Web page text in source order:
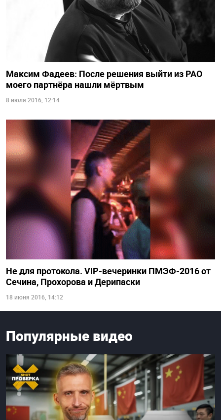
Максим Фадеев: После решения выйти из РАО
моего партнёра нашли мёртвым
8 июля 2016, 12:14
Не для протокола. VIP-вечеринки ПМЭФ-2016 от
Сечина, Прохорова и Дерипаски
18 июня 2016, 14:12
Популярные видео